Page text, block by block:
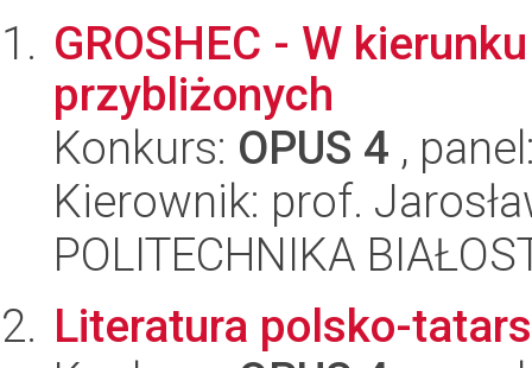
GROSHEC - W
przybliżonych
Konkurs: OPUS 4 ,
Kierownik: prof.
POLITECHNIKA
Literatura polsko-